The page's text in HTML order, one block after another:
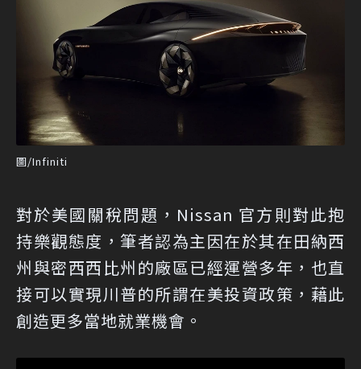
圖/Infiniti
對於美國關稅問題，Nissan 官方則對此抱
持樂觀態度，筆者認為主因在於其在田納西
州與密西西比州的廠區已經運營多年，也直
接可以實現川普的所謂在美投資政策，藉此
創造更多當地就業機會。